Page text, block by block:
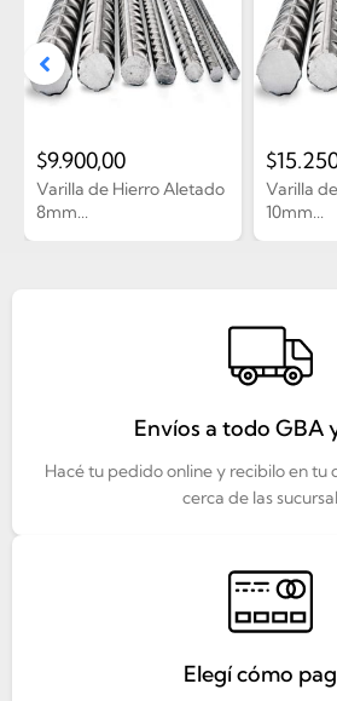
Varilla de Hierro Aletado
8mm...
$9.900,00
Varilla
10mm...
$
Envíos a todo GBA
Hacé tu pedido online y recibilo en tu
cerca de las
Elegí cómo